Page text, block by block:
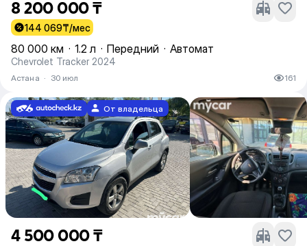
8 200 000 ₸
144 069₸/мес
80 000 км · 1.2 л · Передний · Автомат
Chevrolet Tracker 2024
Астана · 30 июл 161
От владельца
4 500 000 ₸